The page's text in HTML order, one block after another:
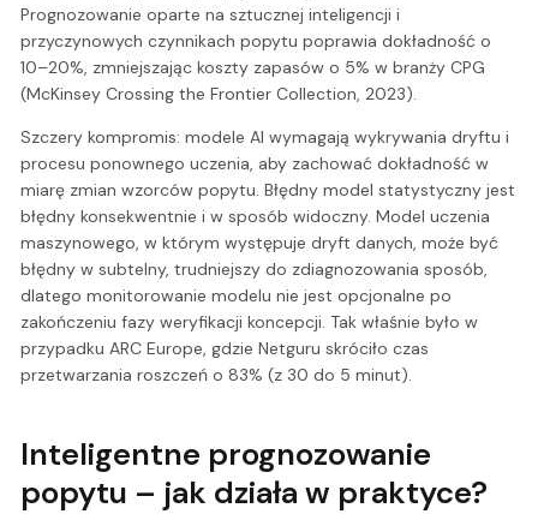
Prognozowanie oparte na sztucznej inteligencji i
przyczynowych czynnikach popytu poprawia dokładność o
10–20%, zmniejszając koszty zapasów o 5% w branży CPG
(McKinsey Crossing the Frontier Collection, 2023).
Szczery kompromis: modele AI wymagają wykrywania dryftu i
procesu ponownego uczenia, aby zachować dokładność w
miarę zmian wzorców popytu. Błędny model statystyczny jest
błędny konsekwentnie i w sposób widoczny. Model uczenia
maszynowego, w którym występuje dryft danych, może być
błędny w subtelny, trudniejszy do zdiagnozowania sposób,
dlatego monitorowanie modelu nie jest opcjonalne po
zakończeniu fazy weryfikacji koncepcji. Tak właśnie było w
przypadku ARC Europe, gdzie Netguru skróciło czas
przetwarzania roszczeń o 83% (z 30 do 5 minut).
Inteligentne prognozowanie
popytu – jak działa w praktyce?